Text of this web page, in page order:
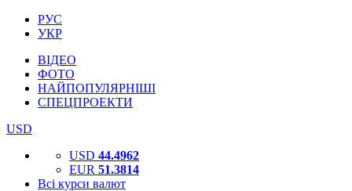
РУС
УКР
ВІДЕО
ФОТО
НАЙПОПУЛЯРНІШІ
СПЕЦПРОЕКТИ
USD
USD 44.4962
EUR 51.3814
Всі курси валют